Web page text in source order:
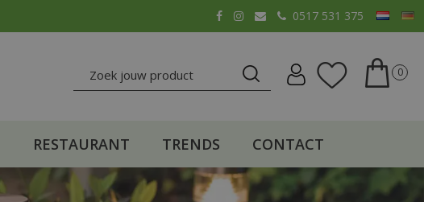
0517 531 375
RESTAURANT TRENDS CONTACT